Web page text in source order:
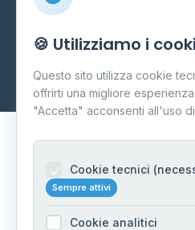
Carpi
P.IVA
Dati forniti daMinistero delle
Aggiornamento
🍪 Utilizziamo i
Questo sito utilizza cookie
offrirti una migliore
"Accetta" acconsenti all'uso
Cookie tecnici
Sempre attivi
Cookie analitici